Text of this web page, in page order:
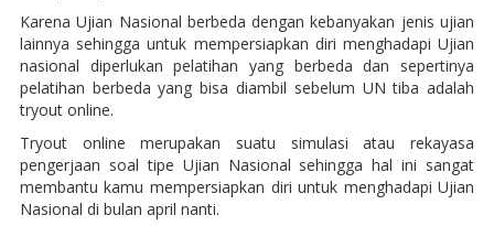
Karena Ujian Nasional berbeda dengan kebanyakan jenis ujian
lainnya sehingga untuk mempersiapkan diri menghadapi Ujian
nasional diperlukan pelatihan yang berbeda dan sepertinya
pelatihan berbeda yang bisa diambil sebelum UN tiba adalah
tryout online.
Tryout online merupakan suatu simulasi atau rekayasa
pengerjaan soal tipe Ujian Nasional sehingga hal ini sangat
membantu kamu mempersiapkan diri untuk menghadapi Ujian
Nasional di bulan april nanti.